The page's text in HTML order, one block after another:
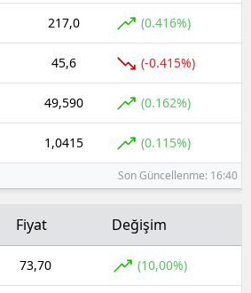
217,0 (0.416%)
45,6 (-0.415%)
49,590 (0.162%)
1,0415 (0.115%)
Son Güncellenme: 16:40
Fiyat Değişim
73,70 (10,00%)